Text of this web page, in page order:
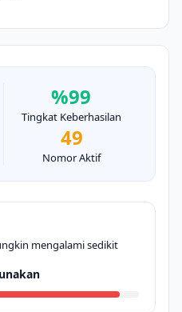
%99
Tingkat Keberhasilan
49
Nomor Aktif
mengalami sedikit